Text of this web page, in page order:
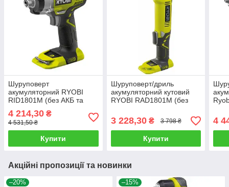
Шуруповерт
акумуляторний RYOBI
RID1801M (без АКБ та
зарядного пристрою,
патрон під біту)
4 214,30 ₴
4 531,50 ₴
Купити
Шуруповерт/дриль
акумуляторний кутовий
RYOBI RAD1801M (без
пристрою)
3 228,30₴ 3 798 ₴
Купити
4
Акційні пропозиції та новинки
–20% –15%